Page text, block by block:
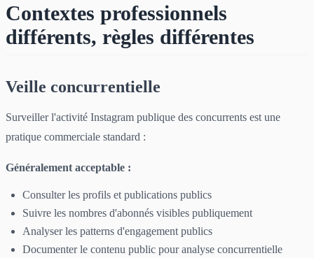
Contextes professionnels
différents, règles différentes
Veille concurrentielle
Surveiller l'activité Instagram publique des concurrents est une
pratique commerciale standard :
Généralement acceptable :
Consulter les profils et publications publics
Suivre les nombres d'abonnés visibles publiquement
Analyser les patterns d'engagement publics
Documenter le contenu public pour analyse concurrentielle